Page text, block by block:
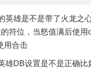
英雄是不是带了火龙之
符位，当怒值满后使用
用合击
雄DB设置是不是正确比